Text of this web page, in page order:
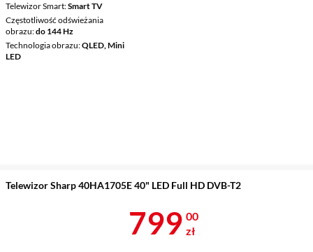
Telewizor Smart Smart TV
Częstotliwość odświeżania
obrazu do 144 Hz
Technologia obrazu QLED, Mini
LED
Telewizor Sharp 40HA1705E 40" LED Full HD DVB-T2
Cena 799 zł
799 00
zł